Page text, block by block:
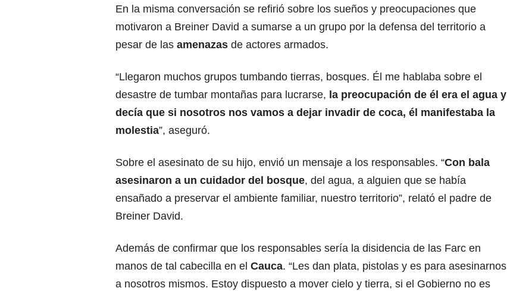
En la misma conversación se refirió sobre los sueños y preocupaciones que
motivaron a Breiner David a sumarse a un grupo por la defensa del territorio a
pesar de las amenazas de actores armados.
“Llegaron muchos grupos tumbando tierras, bosques. Él me hablaba sobre el
desastre de tumbar montañas para lucrarse, la preocupación de él era el agua y
decía que si nosotros nos vamos a dejar invadir de coca, él manifestaba la
molestia”, aseguró.
Sobre el asesinato de su hijo, envió un mensaje a los responsables. “Con bala
asesinaron a un cuidador del bosque, del agua, a alguien que se había
ensañado a preservar el ambiente familiar, nuestro territorio”, relató el padre de
Breiner David.
Además de confirmar que los responsables sería la disidencia de las Farc en
manos de tal cabecilla en el Cauca. “Les dan plata, pistolas y es para asesinarnos
a nosotros mismos. Estoy dispuesto a mover cielo y tierra, si el Gobierno no es